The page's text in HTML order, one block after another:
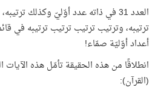
العدد 31 في ذاته عدد أوّليّ وكذلك
ترتيبه، وترتيب ترتيب ترتيب ترتيبه في
أعداد أوّليّة صمّاء!
انطلاقًا من هذه الحقيقة تأمّل هذه الآيات
(القرآن):